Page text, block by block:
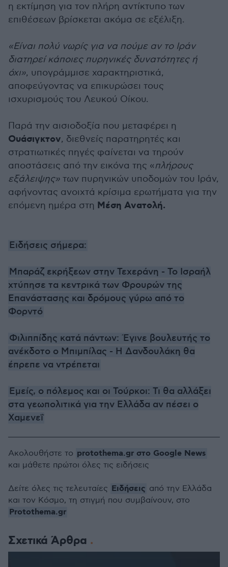
η εκτίμηση για τον πλήρη αντίκτυπο των
επιθέσεων βρίσκεται ακόμα σε εξέλιξη.
«Είναι πολύ νωρίς για να πούμε αν το Ιράν
διατηρεί κάποιες πυρηνικές δυνατότητες ή
όχι», υπογράμμισε χαρακτηριστικά,
αποφεύγοντας να επικυρώσει τους
ισχυρισμούς του Λευκού Οίκου.
Παρά την αισιοδοξία που μεταφέρει η
Ουάσιγκτον, διεθνείς παρατηρητές και
στρατιωτικές πηγές φαίνεται να τηρούν
αποστάσεις από την εικόνα της «πλήρους
εξάλειψης» των πυρηνικών υποδομών του Ιράν,
αφήνοντας ανοιχτά κρίσιμα ερωτήματα για την
επόμενη ημέρα στη Μέση Ανατολή.
Ειδήσεις σήμερα:
Μπαράζ εκρήξεων στην Τεχεράνη - Το Ισραήλ
χτύπησε τα κεντρικά των Φρουρών της
Επανάστασης και δρόμους γύρω από το
Φορντό
Φιλιππίδης κατά πάντων: Έγινε βουλευτής το
ανέκδοτο ο Μπιμπίλας - Η Δανδουλάκη θα
έπρεπε να ντρέπεται
Εμείς, ο πόλεμος και οι Τούρκοι: Τι θα αλλάξει
στα γεωπολιτικά για την Ελλάδα αν πέσει ο
Χαμενεΐ
Σχετικά Άρθρα
Ακολουθήστε το protothema.gr στο Google News
και μάθετε πρώτοι όλες τις ειδήσεις
Δείτε όλες τις τελευταίες Ειδήσεις από την Ελλάδα
και τον Κόσμο, τη στιγμή που συμβαίνουν, στο
Protothema.gr